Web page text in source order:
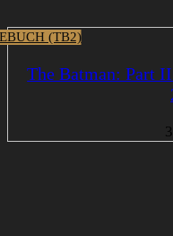
(TB2)
The Batman: Part